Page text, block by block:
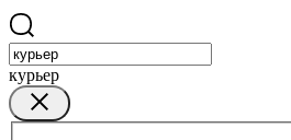
курьер